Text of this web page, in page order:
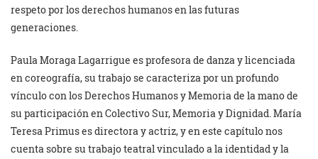
respeto por los derechos humanos en las futuras
generaciones.
Paula Moraga Lagarrigue es profesora de danza y licenciada
en coreografía, su trabajo se caracteriza por un profundo
vínculo con los Derechos Humanos y Memoria de la mano de
su participación en Colectivo Sur, Memoria y Dignidad. María
Teresa Primus es directora y actriz, y en este capítulo nos
cuenta sobre su trabajo teatral vinculado a la identidad y la